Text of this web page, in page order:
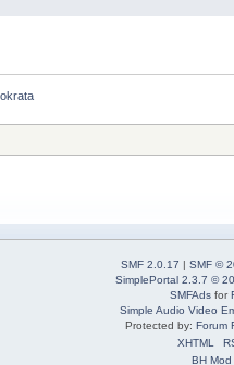
SMF 2.0.17 | SMF ©
SimplePortal 2.3.7 ©
SMFAdsfor
Simple Audio Video
Protected by: Forum
XHTML
BH